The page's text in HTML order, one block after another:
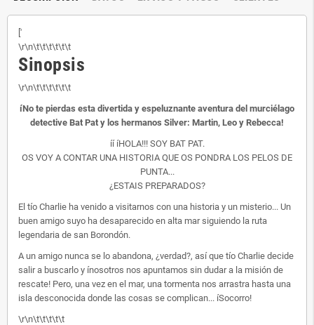
['
\r\n\t\t\t\t\t\t
Sinopsis
\r\n\t\t\t\t\t\t
íNo te pierdas esta divertida y espeluznante aventura del murciélago
detective Bat Pat y los hermanos Silver: Martin, Leo y Rebecca!
íí íHOLA!!! SOY BAT PAT.
OS VOY A CONTAR UNA HISTORIA QUE OS PONDRA LOS PELOS DE
PUNTA...
¿ESTAIS PREPARADOS?
El tío Charlie ha venido a visitarnos con una historia y un misterio... Un
buen amigo suyo ha desaparecido en alta mar siguiendo la ruta
legendaria de san Borondón.
A un amigo nunca se lo abandona, ¿verdad?, así que tío Charlie decide
salir a buscarlo y ínosotros nos apuntamos sin dudar a la misión de
rescate! Pero, una vez en el mar, una tormenta nos arrastra hasta una
isla desconocida donde las cosas se complican... íSocorro!
\r\n\t\t\t\t\t